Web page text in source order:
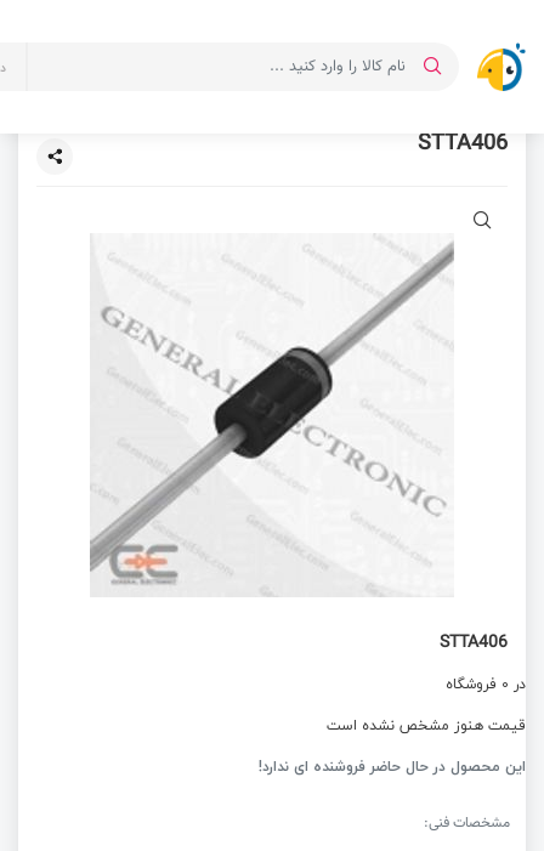
STTA406
STTA406
در 0 فروشگاه
قیمت هنوز مشخص نشده است
این محصول در حال حاضر فروشنده ای ندارد!
مشخصات فنی: